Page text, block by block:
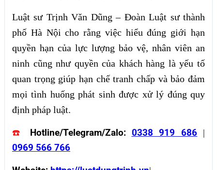
Luật sư Trịnh Văn Dũng – Đoàn Luật sư thành
phố Hà Nội cho rằng việc hiểu đúng giới hạn
quyền hạn của lực lượng bảo vệ, nhân viên an
ninh cũng như quyền của khách hàng là yếu tố
quan trọng giúp hạn chế tranh chấp và bảo đảm
mọi tình huống phát sinh được xử lý đúng quy
định pháp luật.
☎️ Hotline/Telegram/Zalo: 0338 919 686 |
0969 566 766